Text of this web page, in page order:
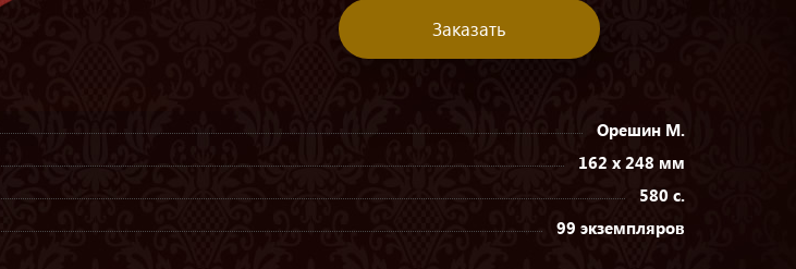
Заказать
Орешин М.
162 х 248 мм
580 с.
99 экземпляров